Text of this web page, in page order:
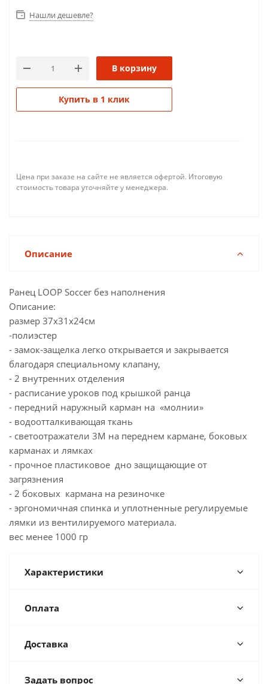
Нашли дешевле?
В корзину
Купить в 1 клик
Цена при заказе на сайте не является офертой. Итоговую
стоимость товара уточняйте у менеджера.
Описание
Ранец LOOP Soccer без наполнения
Описание:
размер 37х31х24см
-полиэстер
- замок-защелка легко открывается и закрывается
благодаря специальному клапану,
- 2 внутренних отделения
- расписание уроков под крышкой ранца
- передний наружный карман на «молнии»
- водоотталкивающая ткань
- светоотражатели 3M на переднем кармане, боковых
карманах и лямках
- прочное пластиковое дно защищающие от
загрязнения
- 2 боковых кармана на резиночке
- эргономичная спинка и уплотненные регулируемые
лямки из вентилируемого материала.
вес менее 1000 гр
Характеристики
Оплата
Доставка
Задать вопрос